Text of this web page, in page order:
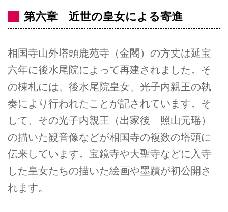
第六章 近世の皇女による寄進
相国寺山外塔頭鹿苑寺（金閣）の方丈は延宝
六年に後水尾院によって再建されました。そ
の棟札には、後水尾院皇女、光子内親王の執
奏により行われたことが記されています。そ
して、その光子内親王（出家後 照山元瑶）
の描いた観音像などが相国寺の複数の塔頭に
伝来しています。宝鏡寺や大聖寺などに入寺
した皇女たちの描いた絵画や墨蹟が初公開さ
れます。